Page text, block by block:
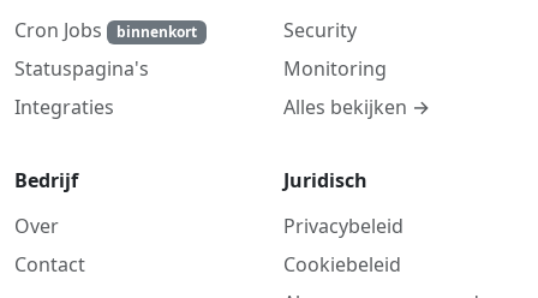
Cron Jobs
binnenkort
Statuspagina's
Integraties
Security
Monitoring
Alles bekijken →
Bedrijf
Over
Contact
Juridisch
Privacybeleid
Cookiebeleid